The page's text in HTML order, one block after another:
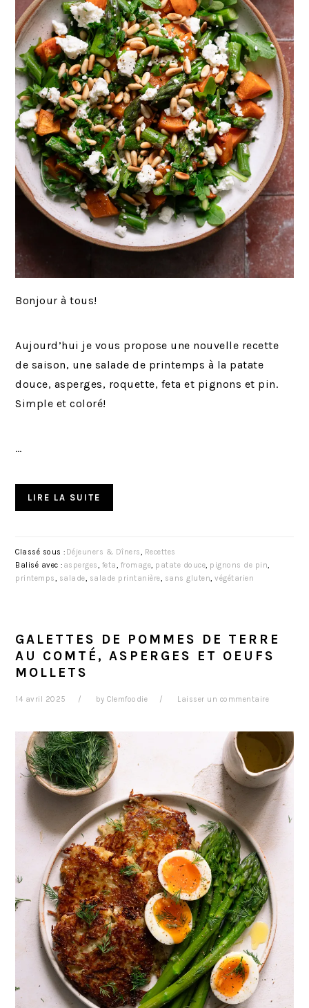
Bonjour à tous!
Aujourd’hui je vous propose une nouvelle recette
de saison, une salade de printemps à la patate
douce, asperges, roquette, feta et pignons et pin.
Simple et coloré!
…
LIRE LA SUITE
Classé sous : Déjeuners & Dîners, Recettes
Balisé avec : asperges, feta, fromage, patate douce, pignons de pin,
printemps, salade, salade printanière, sans gluten,végétarien
GALETTES DE POMMES DE TERRE
AU COMTÉ, ASPERGES ET OEUFS
MOLLETS
14 avril 2025 byClemfoodie Laisser un commentaire